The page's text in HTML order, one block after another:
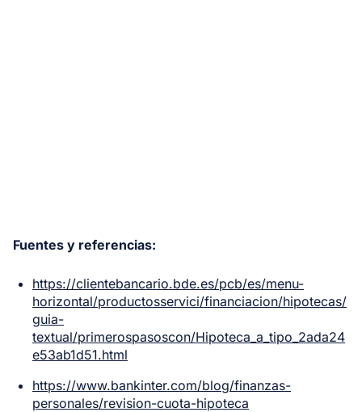
Fuentes y referencias:
https://clientebancario.bde.es/pcb/es/menu-
horizontal/productosservici/financiacion/hipotecas/
guia-
textual/primerospasoscon/Hipoteca_a_tipo_2ada24
e53ab1d51.html
https://www.bankinter.com/blog/finanzas-
personales/revision-cuota-hipoteca